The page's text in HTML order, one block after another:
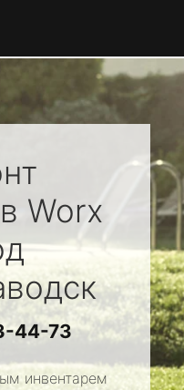
Worx
44-73
инвентарем